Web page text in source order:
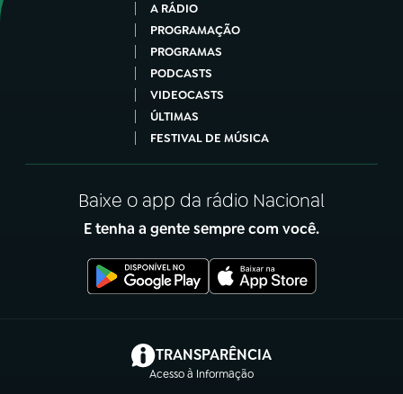
A RÁDIO
PROGRAMAÇÃO
PROGRAMAS
PODCASTS
VIDEOCASTS
ÚLTIMAS
FESTIVAL DE MÚSICA
Baixe o app da rádio Nacional
E tenha a gente sempre com você.
TRANSPARÊNCIA
Acesso à Informação
(abre em nova aba)